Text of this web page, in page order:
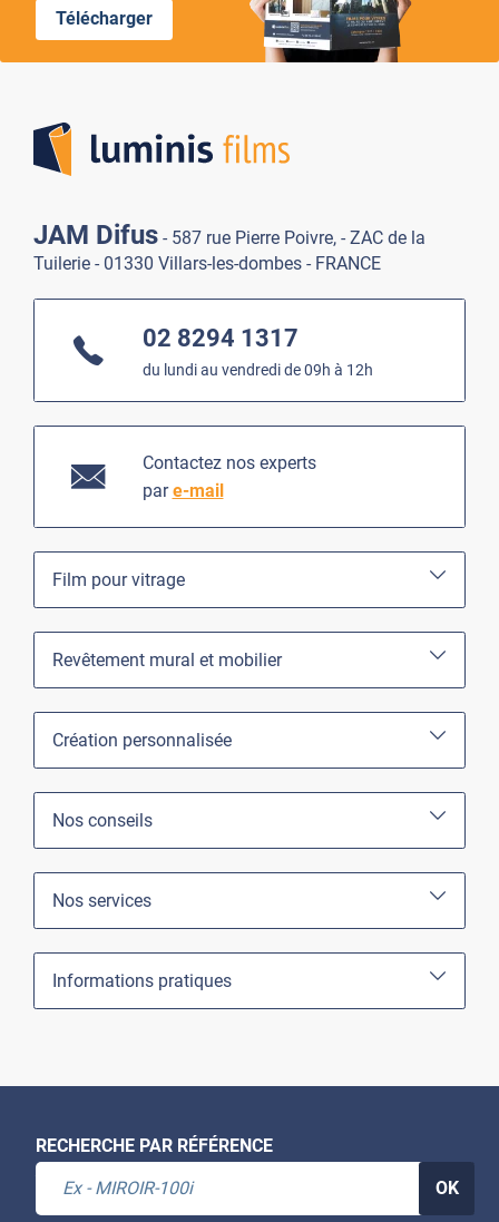
Télécharger
JAM Difus - 587 rue Pierre Poivre, - ZAC de la
Tuilerie - 01330 Villars-les-dombes - FRANCE
02 8294 1317
du lundi au vendredi de 09h à 12h
Contactez nos experts
pare-mail
Film pour vitrage
Revêtement mural et mobilier
Création personnalisée
Nos conseils
Nos services
Informations pratiques
RECHERCHE PAR RÉFÉRENCE
OK